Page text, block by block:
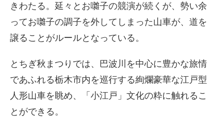
きわたる。延々とお囃子の競演が続くが、勢い余
ってお囃子の調子を外してしまった山車が、道を
譲ることがルールとなっている。
とちぎ秋まつりでは、巴波川を中心に豊かな旅情
であふれる栃木市内を巡行する絢爛豪華な江戸型
人形山車を眺め、「小江戸」文化の粋に触れるこ
とができる。